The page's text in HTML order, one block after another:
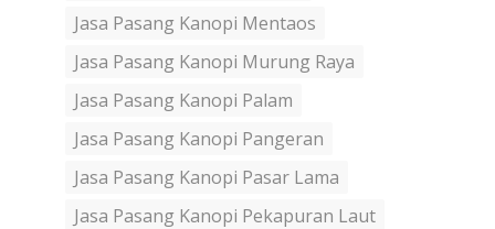
Jasa Pasang Kanopi Mentaos
Jasa Pasang Kanopi Murung Raya
Jasa Pasang Kanopi Palam
Jasa Pasang Kanopi Pangeran
Jasa Pasang Kanopi Pasar Lama
Jasa Pasang Kanopi Pekapuran Laut